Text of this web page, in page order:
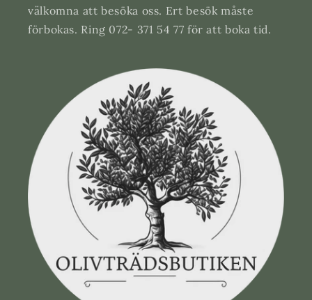
välkomna att besöka oss. Ert besök måste
förbokas. Ring 072- 371 54 77 för att boka tid.